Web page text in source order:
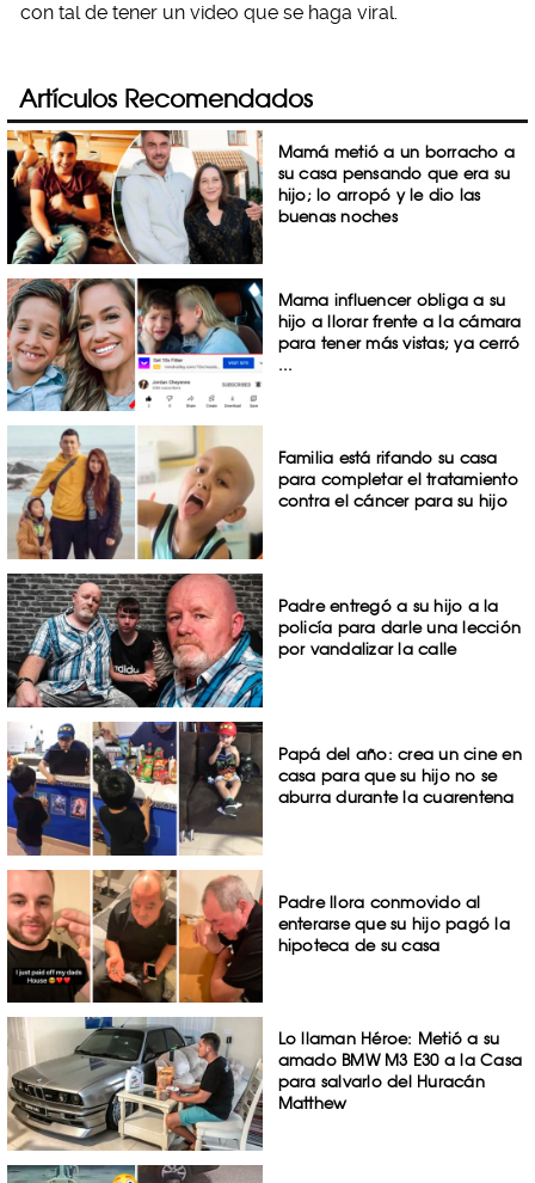
con tal de tener un video que se haga viral.
Artículos Recomendados
Mamá metió a un borracho a
su casa pensando que era su
hijo; lo arropó y le dio las
buenas noches
Mama influencer obliga a su
hijo a llorar frente a la cámara
para tener más vistas; ya cerró
...
Familia está rifando su casa
para completar el tratamiento
contra el cáncer para su hijo
Padre entregó a su hijo a la
policía para darle una lección
por vandalizar la calle
Papá del año: crea un cine en
casa para que su hijo no se
aburra durante la cuarentena
Padre llora conmovido al
enterarse que su hijo pagó la
hipoteca de su casa
Lo llaman Héroe: Metió a su
amado BMW M3 E30 a la Casa
para salvarlo del Huracán
Matthew